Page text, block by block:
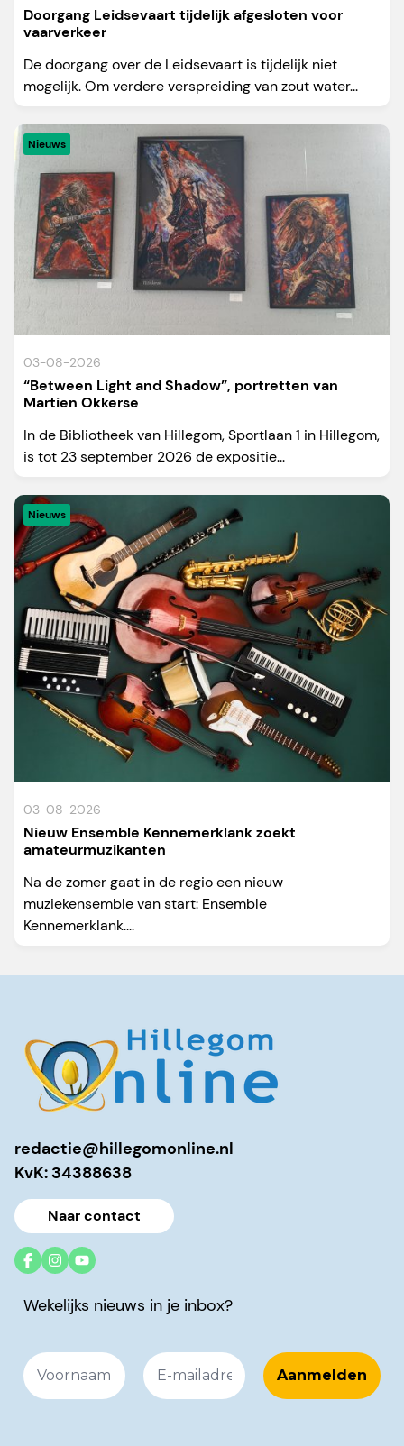
Doorgang Leidsevaart tijdelijk afgesloten voor
vaarverkeer
De doorgang over de Leidsevaart is tijdelijk niet
mogelijk. Om verdere verspreiding van zout water...
Nieuws
03-08-2026
“Between Light and Shadow”, portretten van
Martien Okkerse
In de Bibliotheek van Hillegom, Sportlaan 1 in Hillegom,
is tot 23 september 2026 de expositie...
Nieuws
03-08-2026
Nieuw Ensemble Kennemerklank zoekt
amateurmuzikanten
Na de zomer gaat in de regio een nieuw
muziekensemble van start: Ensemble
Kennemerklank....
redactie@hillegomonline.nl
KvK: 34388638
Naar contact
Wekelijks nieuws in je inbox?